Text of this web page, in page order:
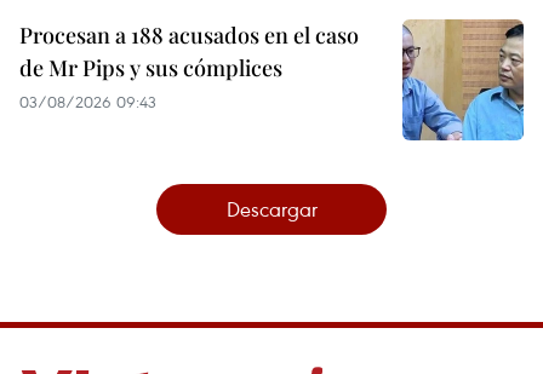
Procesan a 188 acusados en el caso
de Mr Pips y sus cómplices
03/08/2026 09:43
Descargar